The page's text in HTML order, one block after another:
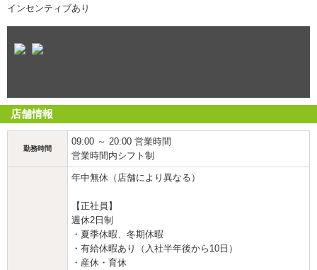
インセンティブあり
店舗情報
勤務時間
09:00 ～ 20:00 営業時間
営業時間内シフト制
年中無休（店舗により異なる）
【正社員】
週休2日制
・夏季休暇、冬期休暇
・有給休暇あり（入社半年後から10日）
・産休・育休